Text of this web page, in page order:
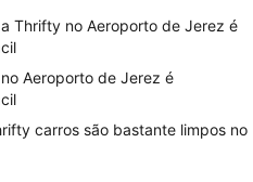
Thrifty no Aeroporto de Jerez é
Aeroporto de Jerez é
carros são bastante limpos no